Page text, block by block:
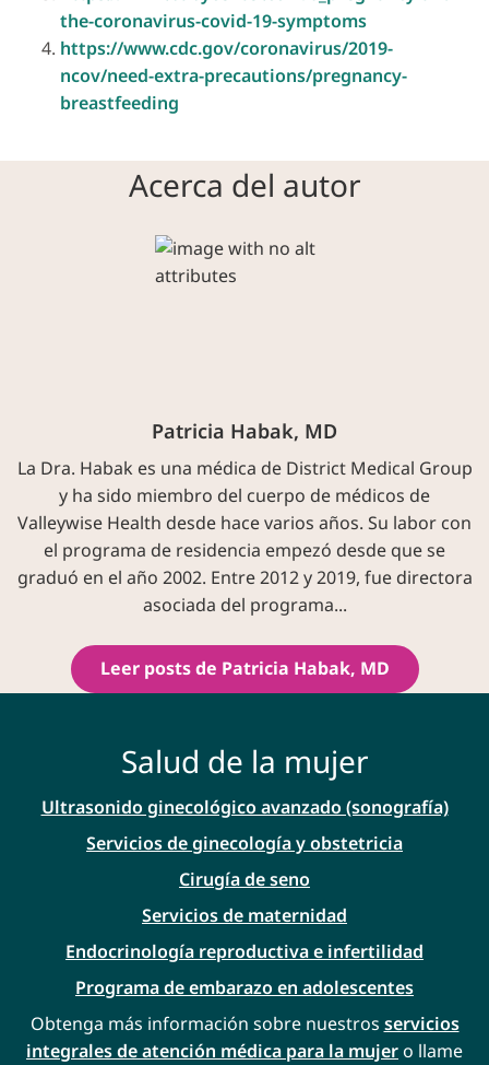
the-coronavirus-covid-19-symptoms
https://www.cdc.gov/coronavirus/2019-
ncov/need-extra-precautions/pregnancy-
breastfeeding
Acerca del autor
Patricia Habak, MD
La Dra. Habak es una médica de District Medical Group
y ha sido miembro del cuerpo de médicos de
Valleywise Health desde hace varios años. Su labor con
el programa de residencia empezó desde que se
graduó en el año 2002. Entre 2012 y 2019, fue directora
asociada del programa...
Leer posts de Patricia Habak, MD
Salud de la mujer
Ultrasonido ginecológico avanzado (sonografía)
Servicios de ginecología y obstetricia
Cirugía de seno
Servicios de maternidad
Endocrinología reproductiva e infertilidad
Programa de embarazo en adolescentes
Obtenga más información sobre nuestros servicios
integrales de atención médica para la mujero llame